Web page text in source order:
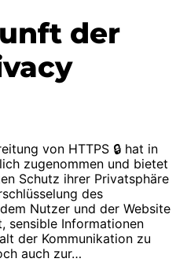
der
von HTTPS 🔒 hat in
zugenommen und bietet
Schutz ihrer Privatsphäre
des
Nutzer und der Website
sensible Informationen
der Kommunikation zu
auch zur…